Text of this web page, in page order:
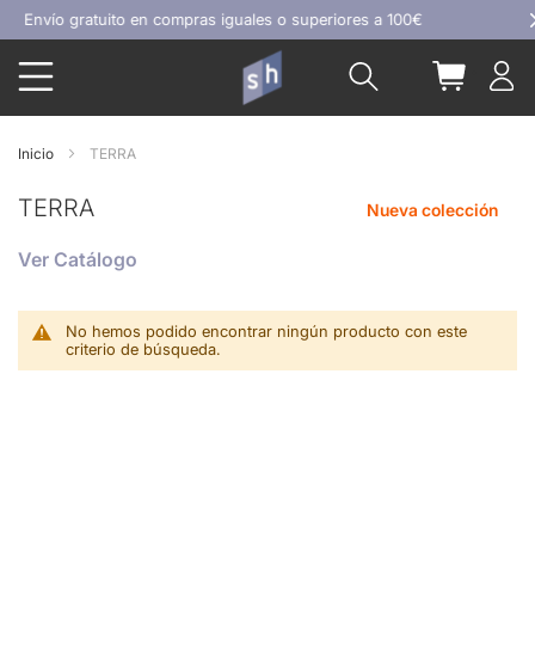
Ir
al
contenido
Envío gratuito en compras iguales o superiores a 100€
Buscar Mi
Inicio TERRA
TERRA
Ver Catálogo
Nueva colección
No hemos podido encontrar ningún producto con este
criterio de búsqueda.